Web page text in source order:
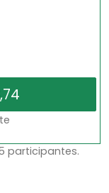
participantes.